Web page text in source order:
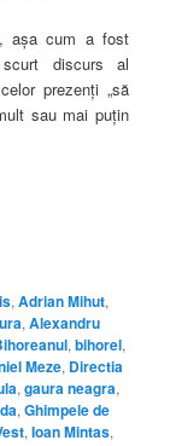
aşa cum a fost
discurs al
prezenţi „să
sau mai puţin
,Adrian Mihut,
,Alexandru
,bihorel,
Meze, Directia
,gaura neagra,
,Ghimpele de
,Ioan Mintas,